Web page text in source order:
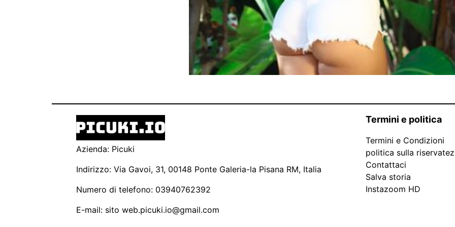
Azienda: Picuki
Indirizzo: Via Gavoi, 31, 00148 Ponte Galeria-la Pisana RM, Italia
Numero di telefono: 03940762392
E-mail: sito web.picuki.io@gmail.com
Termini e politica
Termini e Condizioni
politica sulla
Contattaci
Salva storia
Instazoom HD